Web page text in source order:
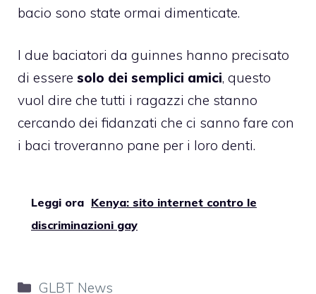
bacio sono state ormai dimenticate.
I due baciatori da guinnes hanno precisato
di essere solo dei semplici amici, questo
vuol dire che tutti i ragazzi che stanno
cercando dei fidanzati che ci sanno fare con
i baci troveranno pane per i loro denti.
Leggi ora Kenya: sito internet contro le
discriminazioni gay
Categorie
GLBT News